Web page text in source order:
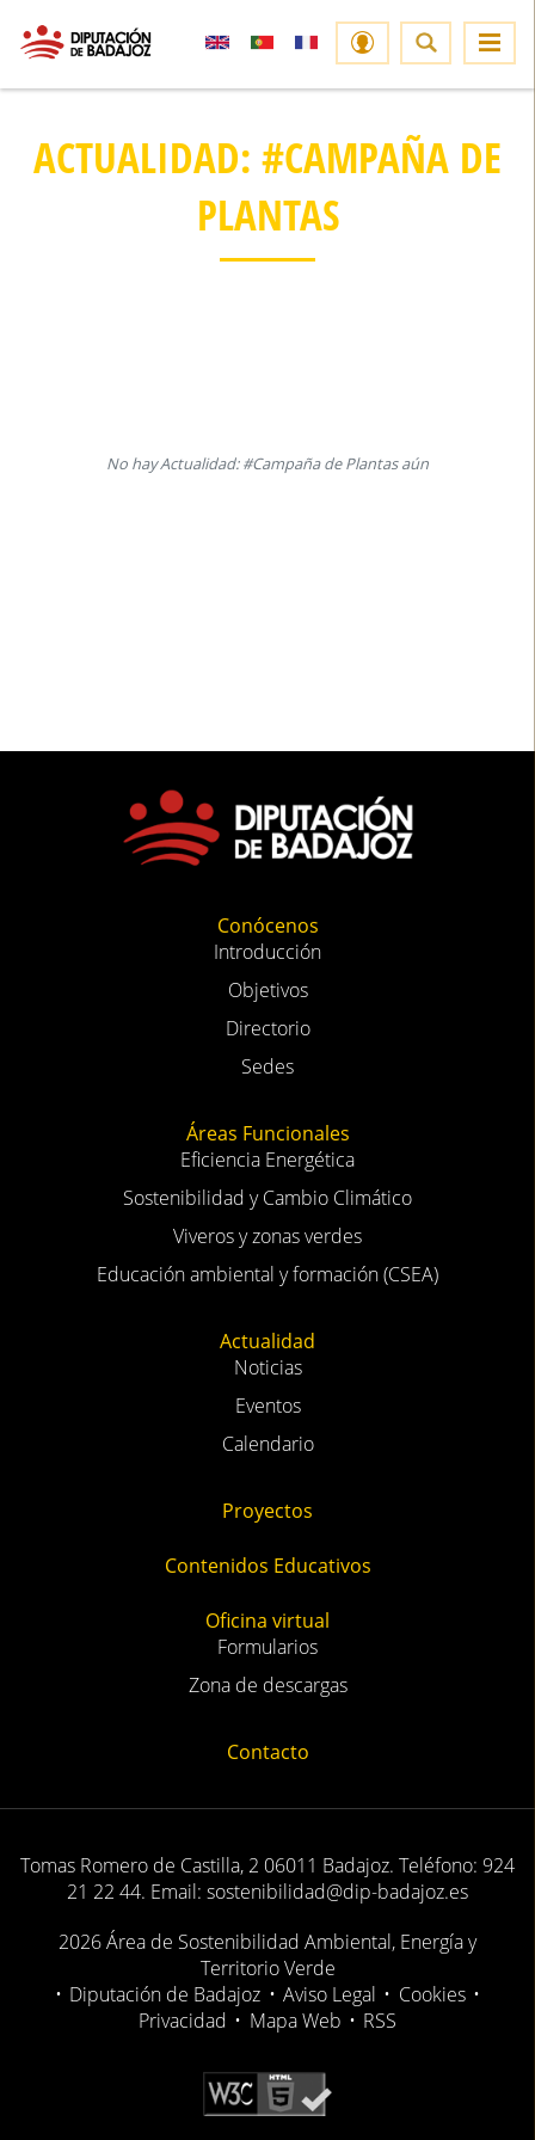
ACTUALIDAD: #CAMPAÑA DE
PLANTAS
No hay Actualidad: #Campaña de Plantas aún
Conócenos
Introducción
Objetivos
Directorio
Sedes
Áreas Funcionales
Eficiencia Energética
Sostenibilidad y Cambio Climático
Viveros y zonas verdes
Educación ambiental y formación (CSEA)
Actualidad
Noticias
Eventos
Calendario
Proyectos
Contenidos Educativos
Oficina virtual
Formularios
Zona de descargas
Contacto
Tomas Romero de Castilla, 2 06011 Badajoz. Teléfono: 924
21 22 44. Email: sostenibilidad@dip-badajoz.es
2026 Área de Sostenibilidad Ambiental, Energía y
Territorio Verde
• Diputación de Badajoz • Aviso Legal • Cookies •
Privacidad • Mapa Web • RSS